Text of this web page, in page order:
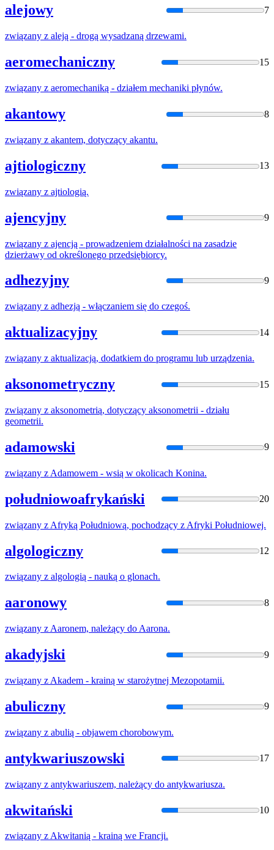
alejowy 7
związany z aleją - drogą wysadzaną drzewami.
aeromechaniczny 15
związany z aeromechaniką - działem mechaniki płynów.
akantowy 8
związany z akantem, dotyczący akantu.
ajtiologiczny 13
związany z ajtiologią.
ajencyjny 9
związany z ajencją - prowadzeniem działalności na zasadzie
dzierżawy od określonego przedsiębiorcy.
adhezyjny 9
związany z adhezją - włączaniem się do czegoś.
aktualizacyjny 14
związany z aktualizacją, dodatkiem do programu lub urządzenia.
aksonometryczny 15
związany z aksonometrią, dotyczący aksonometrii - działu
geometrii.
adamowski 9
związany z Adamowem - wsią w okolicach Konina.
południowoafrykański 20
związany z Afryką Południową, pochodzący z Afryki Południowej.
algologiczny 12
związany z algologią - nauką o glonach.
aaronowy 8
związany z Aaronem, należący do Aarona.
akadyjski 9
związany z Akadem - krainą w starożytnej Mezopotamii.
abuliczny 9
związany z abulią - objawem chorobowym.
antykwariuszowski 17
związany z antykwariuszem, należący do antykwariusza.
akwitański 10
związany zAkwitanią - krainą we Francji.